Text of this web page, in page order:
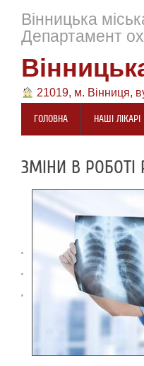
Вінницька
Департамент
21019, м. Вінниця,
ГОЛОВНА НАШІ ЛІКАРІ
ЗМІНИ В РОБОТІ